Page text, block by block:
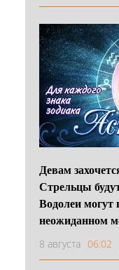
Девам
Стрельцы
Водолеи могут
неожиданном
8 августа 06:02